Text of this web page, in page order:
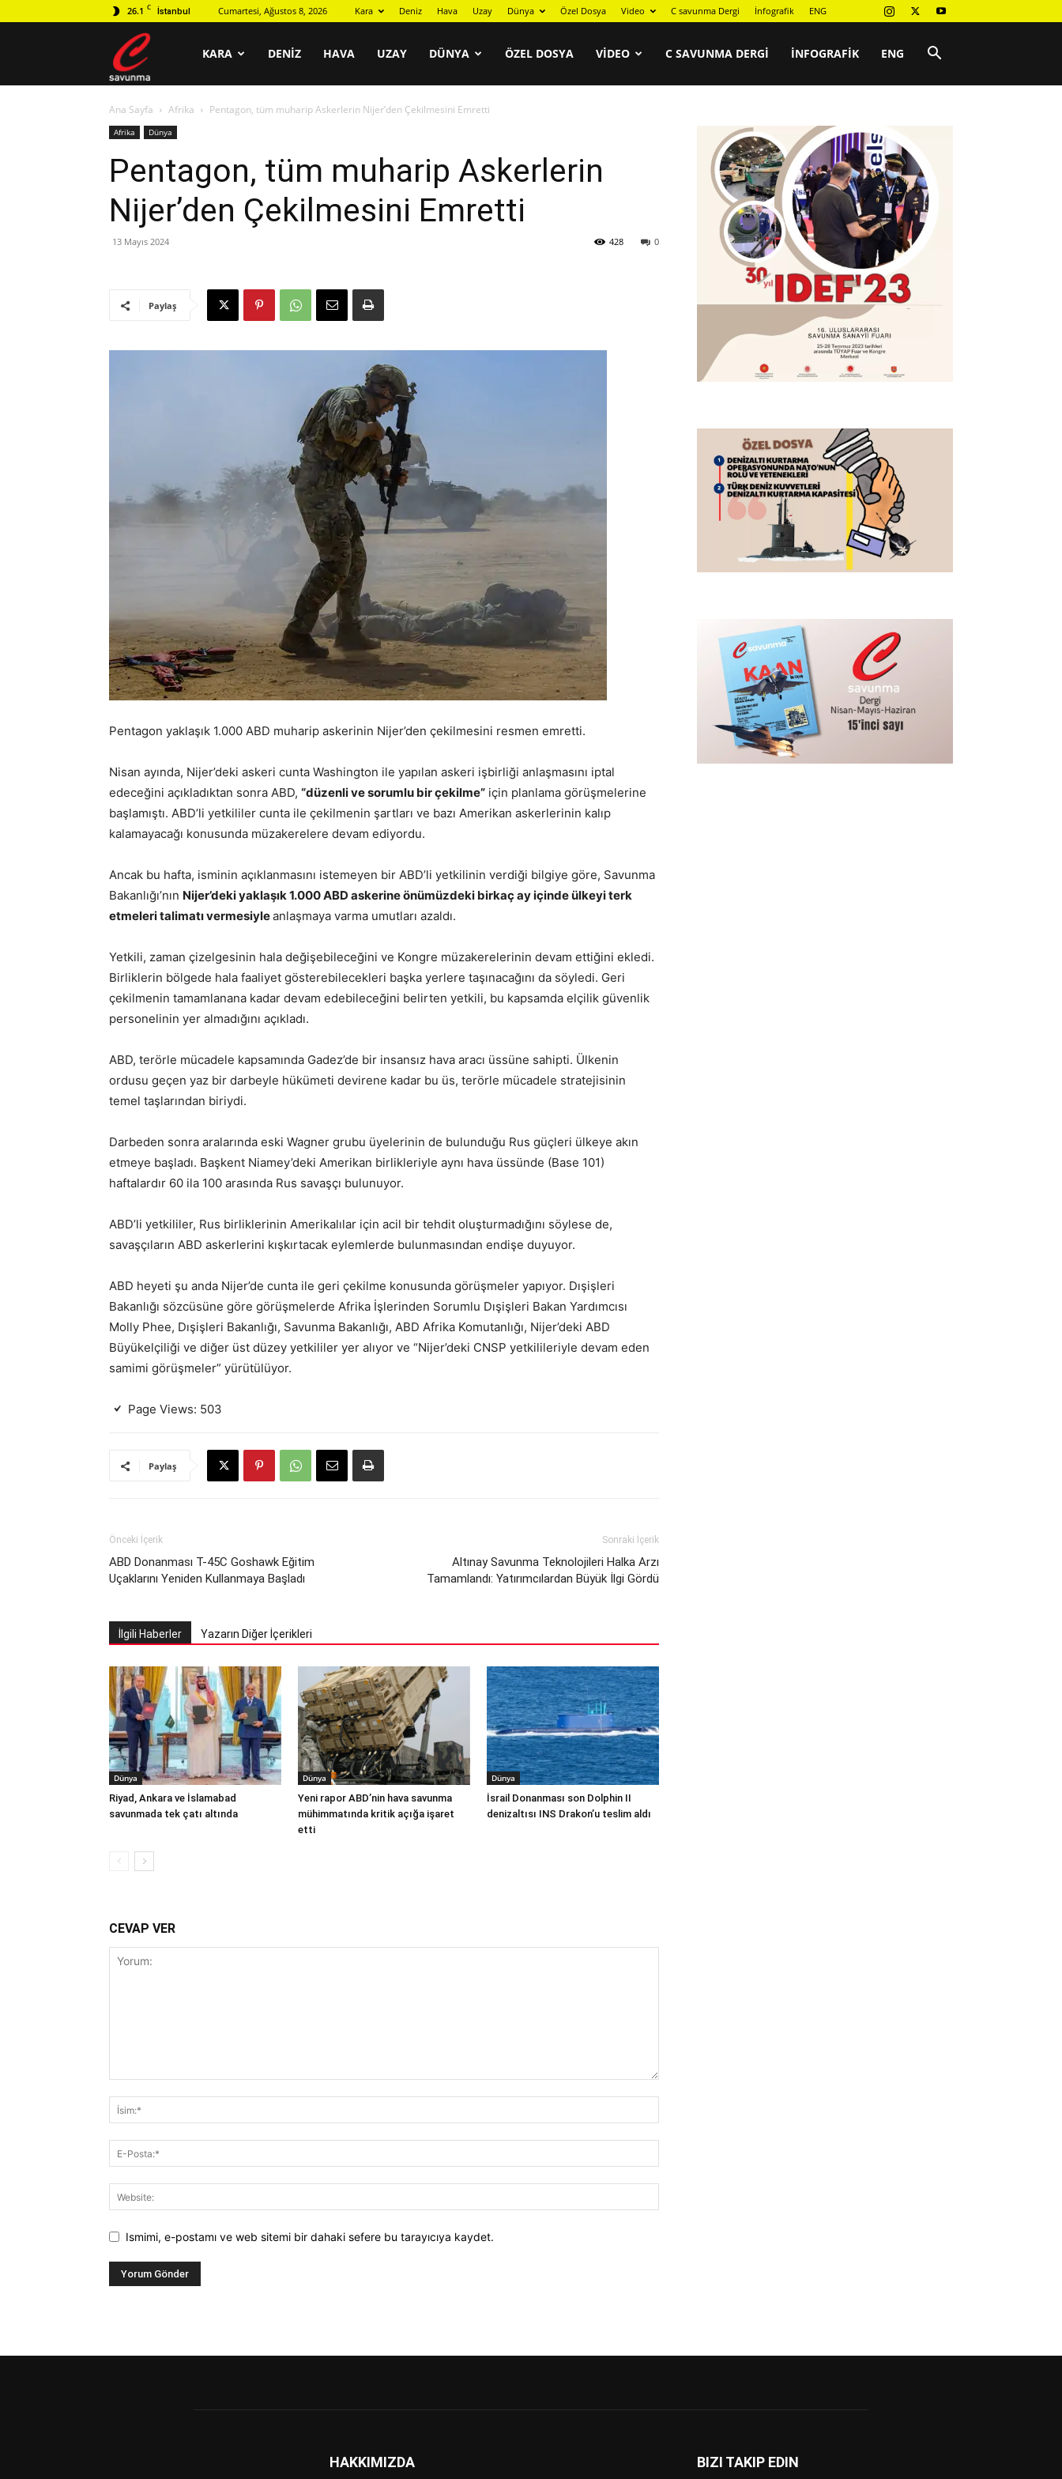
26.1 C İstanbul Cumartesi, Ağustos 8, 2026 Kara Deniz Hava Uzay Dünya Özel Dosya Video C savunma Dergi İnfografik ENG
savunma
KARA DENIZ HAVA UZAY DÜNYA ÖZEL DOSYA VIDEO C SAVUNMA DERGI İNFOGRAFIK ENG
Ana Sayfa Afrika Pentagon, tüm muharip Askerlerin Nijer’den Çekilmesini Emretti
Afrika Dünya
Pentagon, tüm muharip Askerlerin
Nijer’den Çekilmesini Emretti
13 Mayıs 2024 0
428
Paylaş
Pentagon yaklaşık 1.000 ABD muharip askerinin Nijer’den çekilmesini resmen emretti.
Nisan ayında, Nijer’deki askeri cunta Washington ile yapılan askeri işbirliği anlaşmasını iptal
edeceğini açıkladıktan sonra ABD, “düzenli ve sorumlu bir çekilme” için planlama görüşmelerine
başlamıştı. ABD’li yetkililer cunta ile çekilmenin şartları ve bazı Amerikan askerlerinin kalıp
kalamayacağı konusunda müzakerelere devam ediyordu.
Ancak bu hafta, isminin açıklanmasını istemeyen bir ABD’li yetkilinin verdiği bilgiye göre, Savunma
Bakanlığı’nın Nijer’deki yaklaşık 1.000 ABD askerine önümüzdeki birkaç ay içinde ülkeyi terk
etmeleri talimatı vermesiyleanlaşmaya varma umutları azaldı.
Yetkili, zaman çizelgesinin hala değişebileceğini ve Kongre müzakerelerinin devam ettiğini ekledi.
Birliklerin bölgede hala faaliyet gösterebilecekleri başka yerlere taşınacağını da söyledi. Geri
çekilmenin tamamlanana kadar devam edebileceğini belirten yetkili, bu kapsamda elçilik güvenlik
personelinin yer almadığını açıkladı.
ABD, terörle mücadele kapsamında Gadez’de bir insansız hava aracı üssüne sahipti. Ülkenin
ordusu geçen yaz bir darbeyle hükümeti devirene kadar bu üs, terörle mücadele stratejisinin
temel taşlarından biriydi.
Darbeden sonra aralarında eski Wagner grubu üyelerinin de bulunduğu Rus güçleri ülkeye akın
etmeye başladı. Başkent Niamey’deki Amerikan birlikleriyle aynı hava üssünde (Base 101)
haftalardır 60 ila 100 arasında Rus savaşçı bulunuyor.
ABD’li yetkililer, Rus birliklerinin Amerikalılar için acil bir tehdit oluşturmadığını söylese de,
savaşçıların ABD askerlerini kışkırtacak eylemlerde bulunmasından endişe duyuyor.
ABD heyeti şu anda Nijer’de cunta ile geri çekilme konusunda görüşmeler yapıyor. Dışişleri
Bakanlığı sözcüsüne göre görüşmelerde Afrika İşlerinden Sorumlu Dışişleri Bakan Yardımcısı
Molly Phee, Dışişleri Bakanlığı, Savunma Bakanlığı, ABD Afrika Komutanlığı, Nijer’deki ABD
Büyükelçiliği ve diğer üst düzey yetkililer yer alıyor ve “Nijer’deki CNSP yetkilileriyle devam eden
samimi görüşmeler” yürütülüyor.
Page Views: 503
Paylaş
Önceki İçerik
ABD Donanması T-45C Goshawk Eğitim
Uçaklarını Yeniden Kullanmaya Başladı
Sonraki İçerik
Altınay Savunma Teknolojileri Halka Arzı
Tamamlandı: Yatırımcılardan Büyük İlgi Gördü
İlgili Haberler Yazarın Diğer İçerikleri
Dünya
Riyad, Ankara ve İslamabad
savunmada tek çatı altında
Dünya
Yeni rapor ABD’nin hava savunma
mühimmatında kritik açığa işaret
etti
Dünya
İsrail Donanması son Dolphin II
denizaltısı INS Drakon’u teslim aldı
CEVAP VER
Ismimi, e-postamı ve web sitemi bir dahaki sefere bu tarayıcıya kaydet.
HAKKIMIZDA BIZI TAKIP EDIN